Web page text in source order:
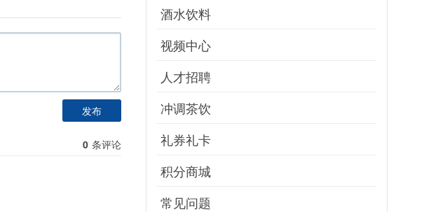
发布
0 条评论
酒水饮料
视频中心
人才招聘
冲调茶饮
礼券礼卡
积分商城
常见问题